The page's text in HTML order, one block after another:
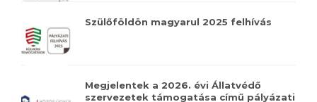
Szülőföldön magyarul 2025 felhívás
Megjelentek a 2026. évi Állatvédő
szervezetek támogatása című pályázati